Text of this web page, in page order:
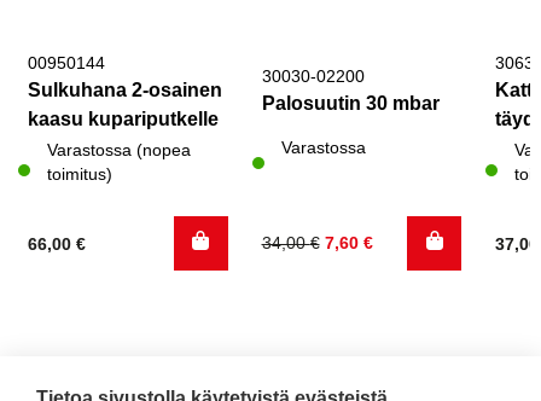
00950144
Sulkuhana 2-osainen
kaasu kupariputkelle
Varastossa (nopea
toimitus)
66,00 €
30030-02200
Palosuutin 30 mbar
Varastossa
34,00€
Alkuperäinen
7,60 €
Nykyinen